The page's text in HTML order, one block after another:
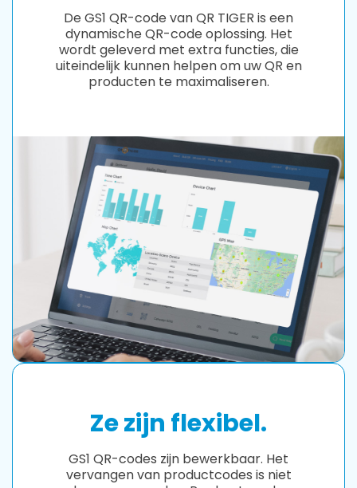
De GS1 QR-code van QR TIGER is een
dynamische QR-code oplossing. Het
wordt geleverd met extra functies, die
uiteindelijk kunnen helpen om uw QR en
producten te maximaliseren.
Ze zijn flexibel.
GS1 QR-codes zijn bewerkbaar. Het
vervangen van productcodes is niet